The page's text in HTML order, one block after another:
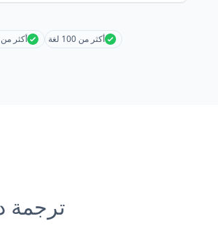
أكثر من 100 لغة أكثر من 30 صيغة
ترجمة